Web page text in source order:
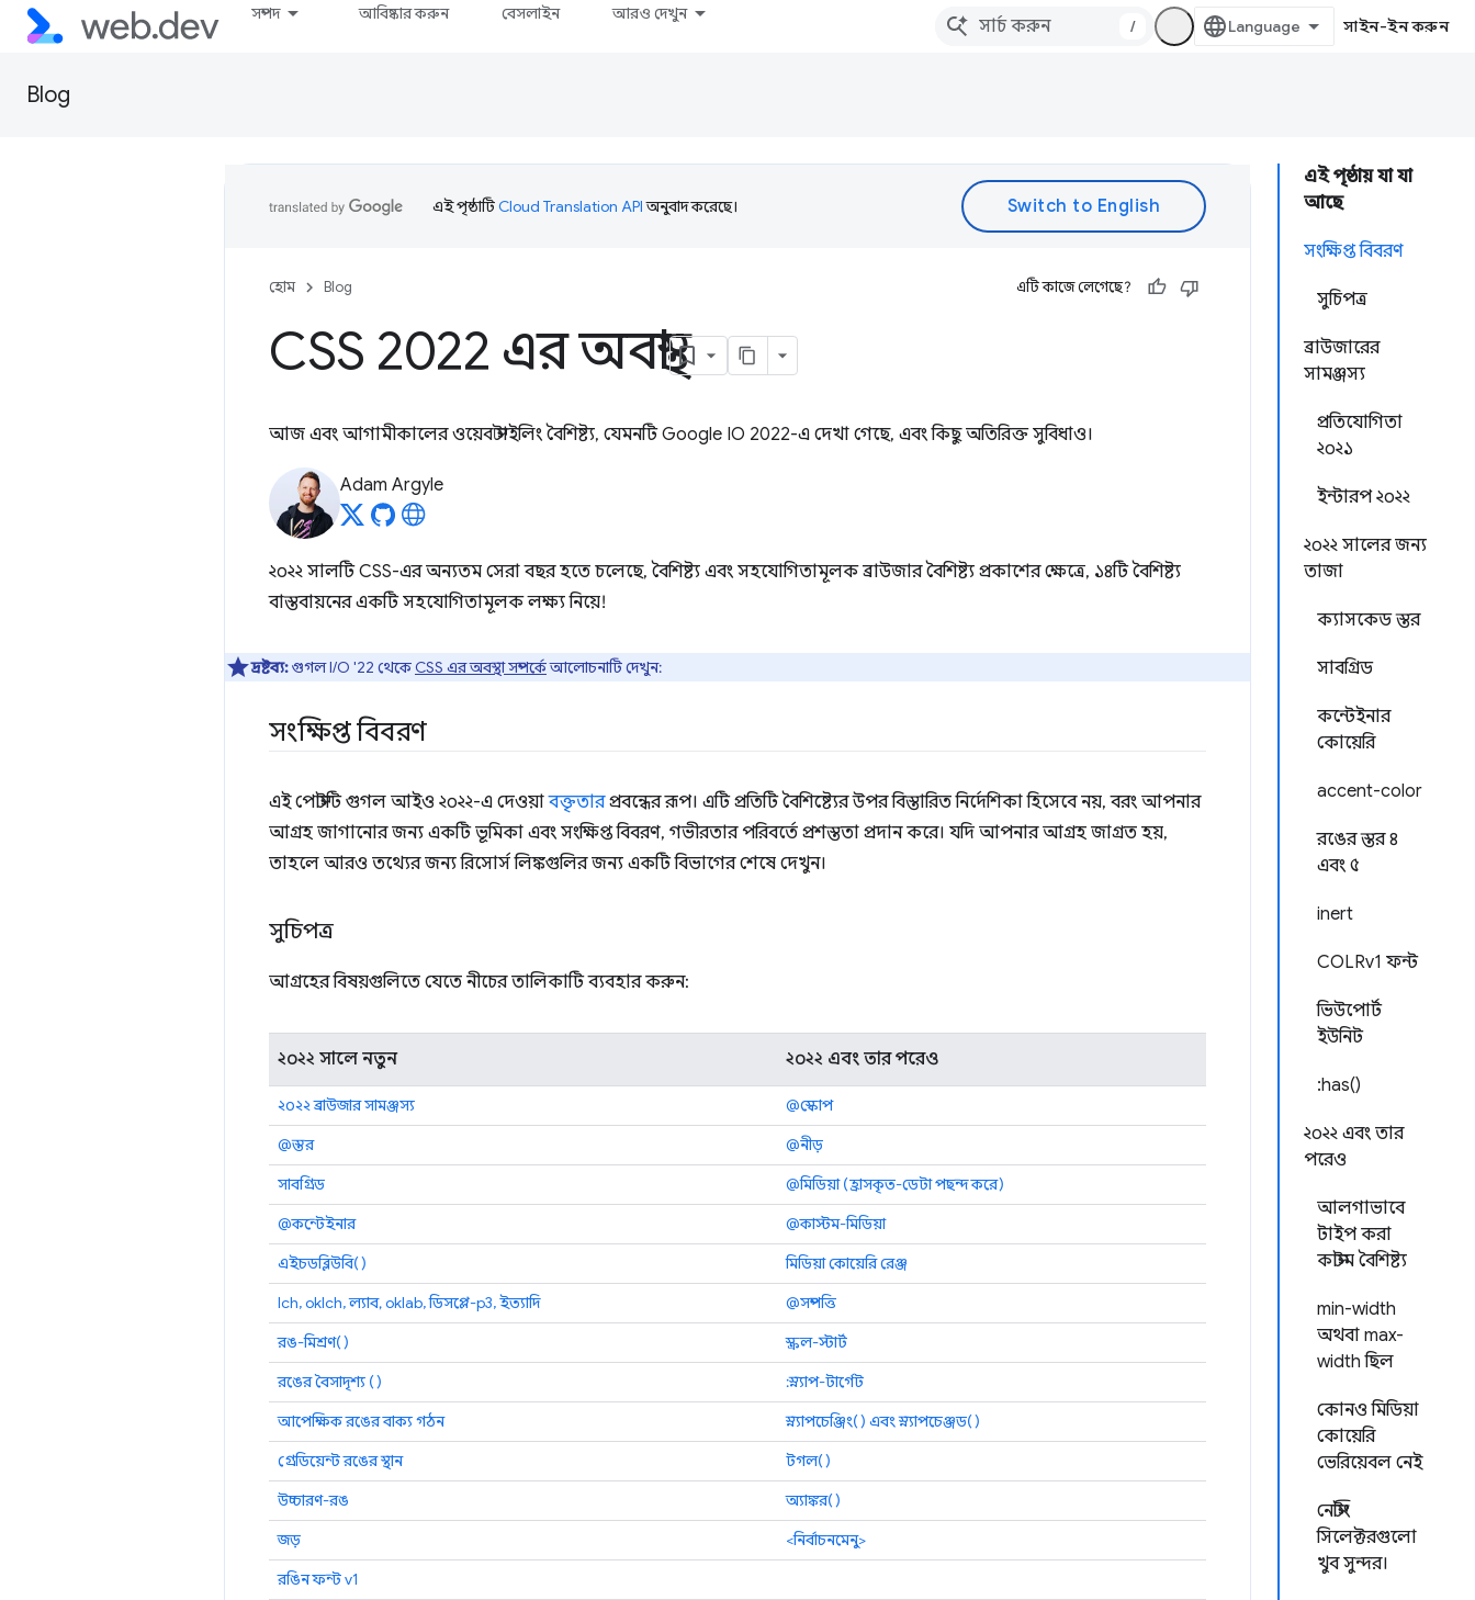
সম্পদ আবিষ্কার করুন বেসলাইন আরও দেখুন
/ সাইন-ইন করুন
Blog
এই পৃষ্ঠায় যা যা
আছে
সংক্ষিপ্ত বিবরণ
সুচিপত্র
ব্রাউজারের
সামঞ্জস্য
প্রতিযোগিতা
২০২১
ইন্টারপ ২০২২
২০২২ সালের জন্য
তাজা
ক্যাসকেড স্তর
সাবগ্রিড
কন্টেইনার
কোয়েরি
accent-color
রঙের স্তর ৪
এবং ৫
inert
COLRv1 ফন্ট
ভিউপোর্ট
ইউনিট
:has()
২০২২ এবং তার
পরেও
আলগাভাবে
টাইপ করা
কাস্টম বৈশিষ্ট্য
min-width
অথবা max-
width ছিল
কোনও মিডিয়া
কোয়েরি
ভেরিয়েবল নেই
নেস্টিং
সিলেক্টরগুলো
খুব সুন্দর।
এই পৃষ্ঠাটিCloud Translation APIঅনুবাদ করেছে।
হোম Blog এটি কাজে লেগেছে?
CSS 2022 এর অবস্থা
আজ এবং আগামীকালের ওয়েব স্টাইলিং বৈশিষ্ট্য, যেমনটি Google IO 2022-এ দেখা গেছে, এবং কিছু অতিরিক্ত সুবিধাও।
Adam Argyle
২০২২ সালটি CSS-এর অন্যতম সেরা বছর হতে চলেছে, বৈশিষ্ট্য এবং সহযোগিতামূলক ব্রাউজার বৈশিষ্ট্য প্রকাশের ক্ষেত্রে, ১৪টি বৈশিষ্ট্য
বাস্তবায়নের একটি সহযোগিতামূলক লক্ষ্য নিয়ে!
দ্রষ্টব্য:গুগল I/O '22 থেকে CSS এর অবস্থা সম্পর্কেআলোচনাটি দেখুন:
সংক্ষিপ্ত বিবরণ
এই পোস্টটি গুগল আইও ২০২২-এ দেওয়াবক্তৃতারপ্রবন্ধের রূপ। এটি প্রতিটি বৈশিষ্ট্যের উপর বিস্তারিত নির্দেশিকা হিসেবে নয়, বরং আপনার
আগ্রহ জাগানোর জন্য একটি ভূমিকা এবং সংক্ষিপ্ত বিবরণ, গভীরতার পরিবর্তে প্রশস্ততা প্রদান করে। যদি আপনার আগ্রহ জাগ্রত হয়,
তাহলে আরও তথ্যের জন্য রিসোর্স লিঙ্কগুলির জন্য একটি বিভাগের শেষে দেখুন।
সুচিপত্র
আগ্রহের বিষয়গুলিতে যেতে নীচের তালিকাটি ব্যবহার করুন:
২০২২ সালে নতুন ২০২২ এবং তার পরেও
২০২২ ব্রাউজার সামঞ্জস্য
@স্কোপ
@স্তর
@নীড়
সাবগ্রিড
@মিডিয়া (হ্রাসকৃত-ডেটা পছন্দ করে)
@কন্টেইনার
@কাস্টম-মিডিয়া
এইচডব্লিউবি()
মিডিয়া কোয়েরি রেঞ্জ
lch, oklch, ল্যাব, oklab, ডিসপ্লে-p3, ইত্যাদি
@সম্পত্তি
রঙ-মিশ্রণ()
স্ক্রল-স্টার্ট
রঙের বৈসাদৃশ্য ()
:স্ন্যাপ-টার্গেট
আপেক্ষিক রঙের বাক্য গঠন
স্ন্যাপচেঞ্জিং() এবং স্ন্যাপচেঞ্জড()
গ্রেডিয়েন্ট রঙের স্থান
টগল()
উচ্চারণ-রঙ
অ্যাঙ্কর()
জড়
<নির্বাচনমেনু>
রঙিন ফন্ট v1